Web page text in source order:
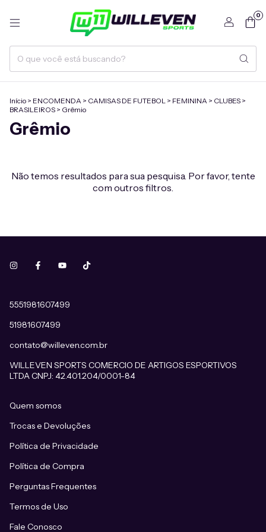
0
Início > ENCOMENDA > CAMISAS DE FUTEBOL > FEMININA > CLUBES >
BRASILEIROS > Grêmio
Grêmio
Não temos resultados para sua pesquisa. Por favor, tente
com outros filtros.
5551981607499
51981607499
contato@willeven.com.br
WILLEVEN SPORTS COMERCIO DE ARTIGOS ESPORTIVOS
LTDA CNPJ: 42.401.204/0001-84
Quem somos
Trocas e Devoluções
Política de Privacidade
Política de Compra
Perguntas Frequentes
Termos de Uso
Fale Conosco